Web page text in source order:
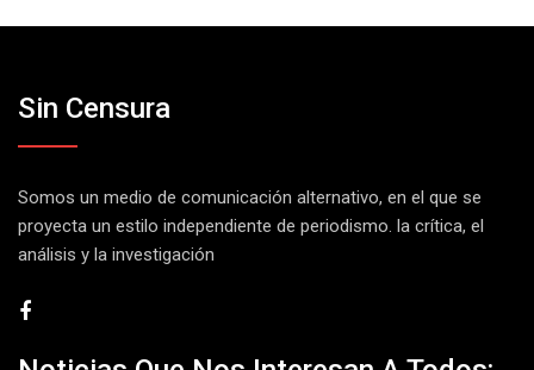
Sin Censura
Somos un medio de comunicación alternativo, en el que se
proyecta un estilo independiente de periodismo. la crítica, el
análisis y la investigación